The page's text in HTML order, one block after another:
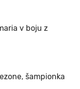
v boju z
šampionka